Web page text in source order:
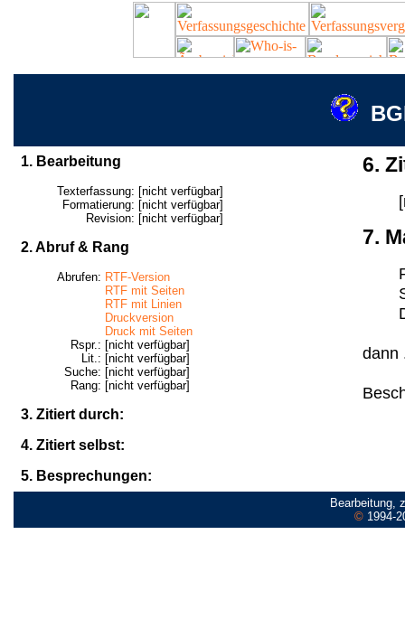
1. Bearbeitung
Texterfassung: [nicht verfügbar]
Formatierung: [nicht verfügbar]
Revision: [nicht verfügbar]
2. Abruf & Rang
Abrufen: RTF-Version
RTF mit Seiten
RTF mit Linien
Druckversion
Druck mit Seiten
Rspr.: [nicht verfügbar]
Lit.: [nicht verfügbar]
Suche: [nicht verfügbar]
Rang: [nicht verfügbar]
3. Zitiert durch:
4. Zitiert selbst:
5. Besprechungen:
6.
7.
dann
Bearbeitung,
©1994-